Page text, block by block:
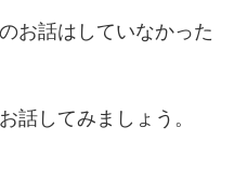
お話はしていなかった
話してみましょう。